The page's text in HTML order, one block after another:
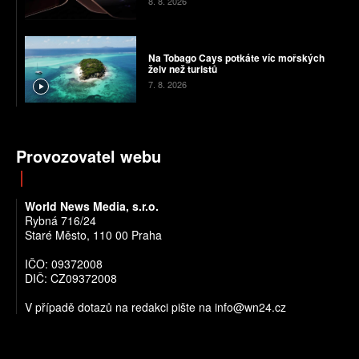
Na Tobago Cays potkáte víc mořských
želv než turistů
7. 8. 2026
Provozovatel webu
World News Media, s.r.o.
Rybná 716/24
Staré Město, 110 00 Praha
IČO: 09372008
DIČ: CZ09372008
V případě dotazů na redakci pište na info@wn24.cz